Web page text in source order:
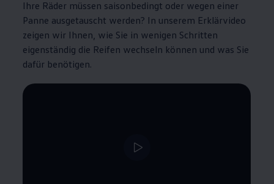
Ihre Räder müssen saisonbedingt oder wegen einer
Panne ausgetauscht werden? In unserem Erklärvideo
zeigen wir Ihnen, wie Sie in wenigen Schritten
eigenständig die Reifen wechseln können und was Sie
dafür benötigen.